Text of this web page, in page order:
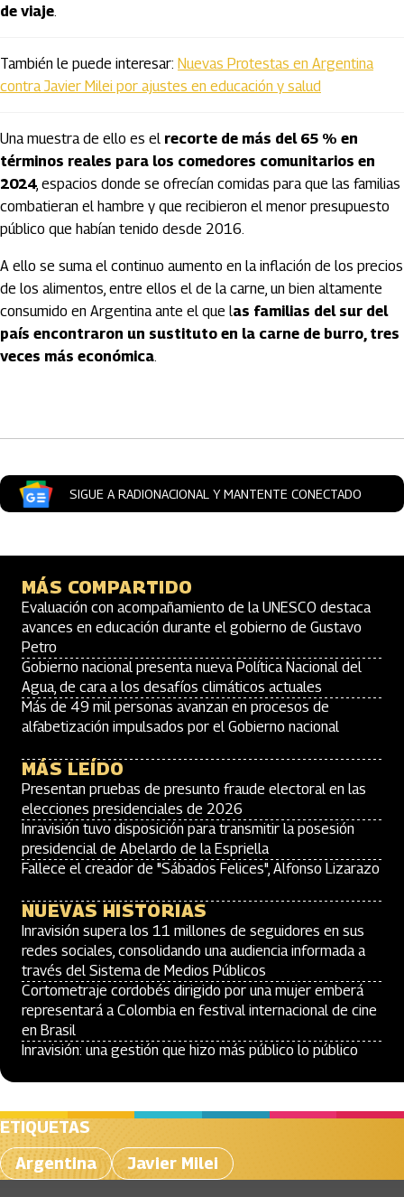
de viaje.
También le puede interesar: Nuevas Protestas en Argentina
contra Javier Milei por ajustes en educación y salud
Una muestra de ello es el recorte de más del 65 % en
términos reales para los comedores comunitarios en
2024, espacios donde se ofrecían comidas para que las familias
combatieran el hambre y que recibieron el menor presupuesto
público que habían tenido desde 2016.
A ello se suma el continuo aumento en la inflación de los precios
de los alimentos, entre ellos el de la carne, un bien altamente
consumido en Argentina ante el que las familias del sur del
país encontraron un sustituto en la carne de burro, tres
veces más económica.
SIGUE A RADIONACIONAL Y MANTENTE CONECTADO
MÁS COMPARTIDO
Evaluación con acompañamiento de la UNESCO destaca
avances en educación durante el gobierno de Gustavo
Petro
Gobierno nacional presenta nueva Política Nacional del
Agua, de cara a los desafíos climáticos actuales
Más de 49 mil personas avanzan en procesos de
alfabetización impulsados por el Gobierno nacional
MÁS LEÍDO
Presentan pruebas de presunto fraude electoral en las
elecciones presidenciales de 2026
Inravisión tuvo disposición para transmitir la posesión
presidencial de Abelardo de la Espriella
Fallece el creador de "Sábados Felices", Alfonso Lizarazo
NUEVAS HISTORIAS
Inravisión supera los 11 millones de seguidores en sus
redes sociales, consolidando una audiencia informada a
través del Sistema de Medios Públicos
Cortometraje cordobés dirigido por una mujer emberá
representará a Colombia en festival internacional de cine
en Brasil
Inravisión: una gestión que hizo más público lo público
ETIQUETAS
Argentina
Javier Milei